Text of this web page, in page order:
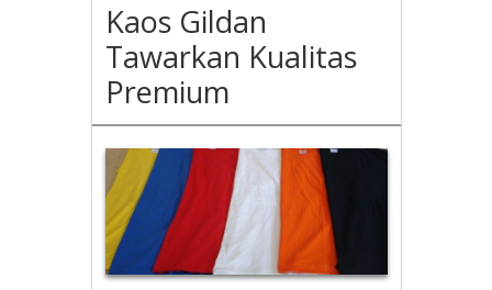
Kaos Gildan
Tawarkan Kualitas
Premium